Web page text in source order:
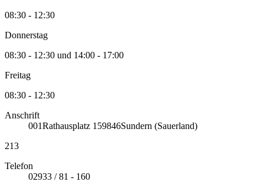
08:30 - 12:30
Donnerstag
08:30 - 12:30 und 14:00 - 17:00
Freitag
08:30 - 12:30
Anschrift
001Rathausplatz 1 59846Sundern (Sauerland)
213
Telefon
02933 / 81 - 160